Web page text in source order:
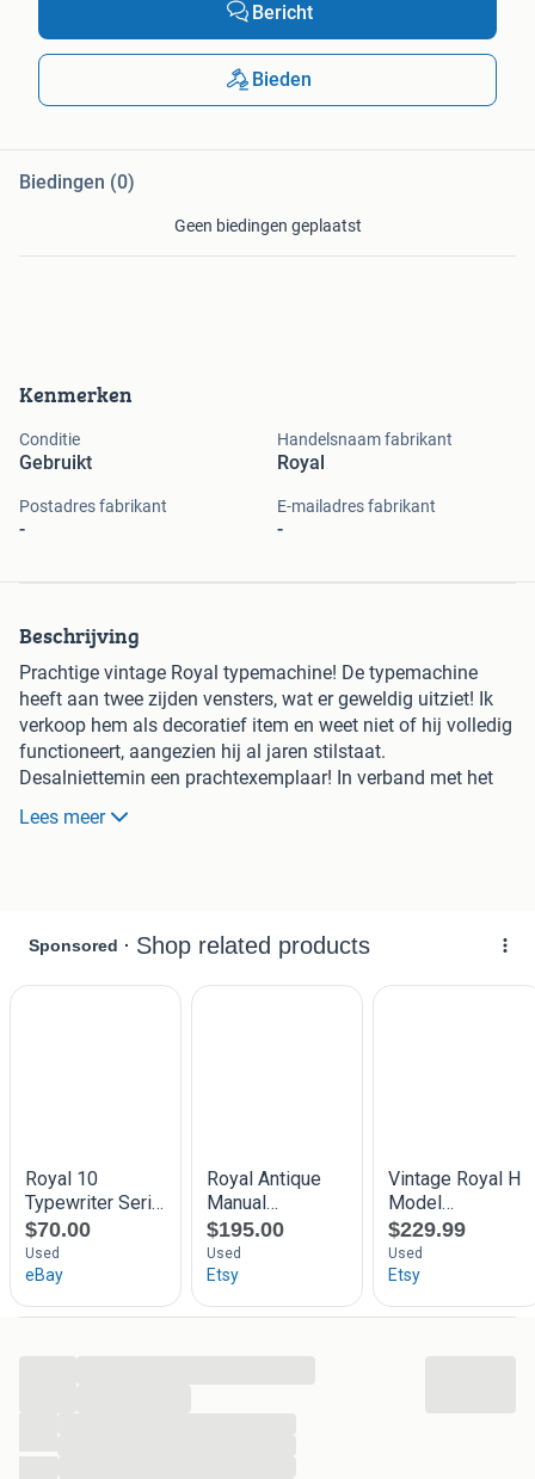
Kenmerken
Conditie
Gebruikt
Handelsnaam fabrikant
Royal
Postadres fabrikant
-
E-mailadres fabrikant
-
Beschrijving
Prachtige vintage Royal typemachine! De typemachine
heeft aan twee zijden vensters, wat er geweldig uitziet! Ik
verkoop hem als decoratief item en weet niet of hij volledig
functioneert, aangezien hij al jaren stilstaat.
Desalniettemin een prachtexemplaar! In verband met het
gewicht en de kwetsbaarheid enkel op te halen.
Te koop voor €95,-.
Lees meer
Bericht
Bieden
Biedingen (0)
Geen biedingen geplaatst